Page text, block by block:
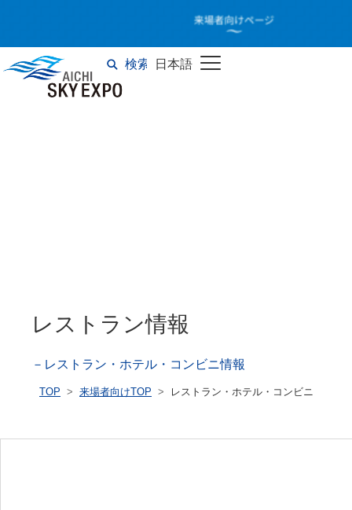
検索 日本語
English
レストラン情報
レストラン情報
－レストラン・ホテル・コンビニ情報
TOP 来場者向けTOP レストラン・ホテル・コンビニ情報 -